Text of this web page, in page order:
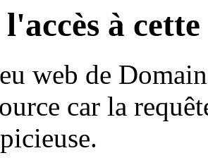
l'accès à
web de
car la